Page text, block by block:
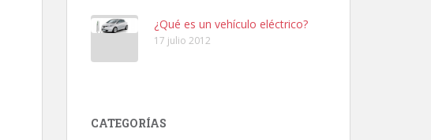
¿Qué es un vehículo eléctrico?
17 julio 2012
CATEGORÍAS